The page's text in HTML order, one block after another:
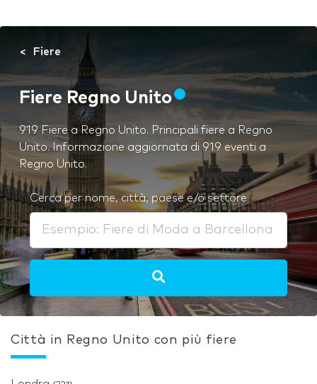
Fiere
Fiere Regno Unito
919 Fiere a Regno Unito. Principali fiere a Regno
Unito. Informazione aggiornata di 919 eventi a
Regno Unito.
Cerca per nome, città, paese e/o settore
Città in Regno Unito con più fiere